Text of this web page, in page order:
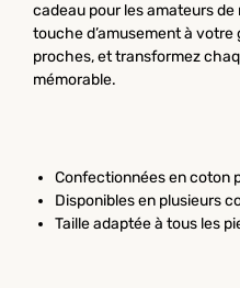
cadeau pour les amateurs
touche d’amusement à
proches, et transformez
mémorable.
Confectionnées en coton
Disponibles en plusieurs
Taille adaptée à tous les